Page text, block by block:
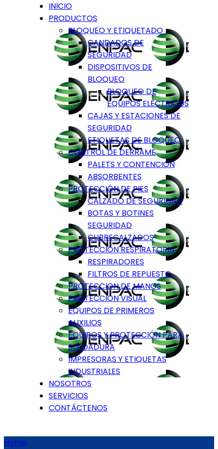
INICIO
PRODUCTOS
BLOQUEO Y ETIQUETADO
CANDADOS DE
SEGURIDAD
DISPOSITIVOS DE
BLOQUEO
BLOQUEO DE
EQUIPOS ELÉCTRICOS
CAJAS Y ESTACIONES DE
SEGURIDAD
ETIQUETAS DE BLOQUEO
CONTROL DE DERRAME
PALETS Y CONTENCION
ABSORBENTES
PROTECCIÓN DE PIES
CALZADO DE SEGURIDAD
BOTAS Y BOTINES
SEGURIDAD
CUBRECALZADOS
PROTECCIÓN RESPIRATORIA
RESPIRADORES
FILTROS DE REPUESTO
PROTECCION DE MANOS
PROTECCIÓN VISUAL
EQUIPOS DE PRIMEROS
AUXILIOS
EQUIPOS Y PROTECCIÓN PARA
SOLDADURA
IMPRESORAS Y ETIQUETAS
INDUSTRIALES
NOSOTROS
SERVICIOS
CONTÁCTENOS
Home